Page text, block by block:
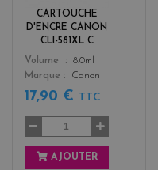
CARTOUCHE
D'ENCRE CANON
CLI-581XL C
Color
Volume
8.0ml
Marque
Canon
17,90 € TTC
AJOUTER